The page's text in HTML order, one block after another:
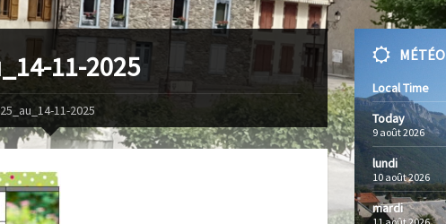
11-2025
11-2025
MÉTÉO
Local Time
Today
9 août 2026
lundi
10 août 2026
mardi